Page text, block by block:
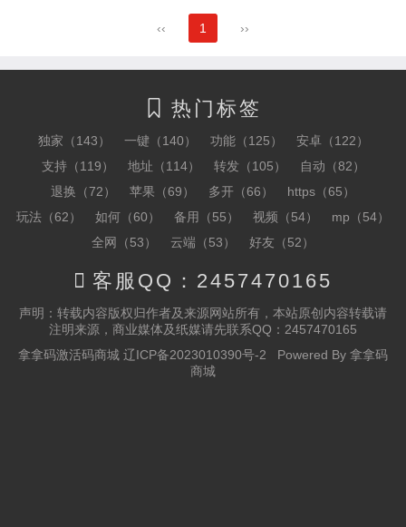
‹‹ 1 ››
 热门标签
独家（143） 一键（140） 功能（125）
安卓（122）
支持（119）
地址（114） 转发（105）
自动（82）
退换（72）
苹果（69） 多开（66）
https（65）
玩法（62）
如何（60） 备用（55） 视频（54）
mp（54）
全网（53）
云端（53） 好友（52）
 客服QQ：2457470165
声明：转载内容版权归作者及来源网站所有，本站原创内容转载请
注明来源，商业媒体及纸媒请先联系QQ：2457470165
拿拿码激活码商城 辽ICP备2023010390号-2 Powered By 拿拿码
商城